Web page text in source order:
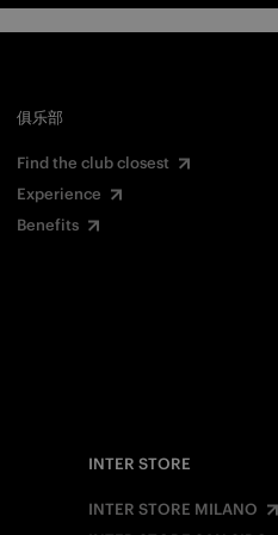
俱乐部
Find the club closest
Experience
Benefits
INTER STORE
INTER STORE MILANO